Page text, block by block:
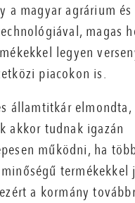
a magyar agrárium
magas
legyen
piacokon is.
államtitkár elmondta,
akkor tudnak igazán
működni, ha
termékekkel
a kormány